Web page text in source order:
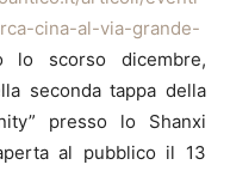
cina-al-via-grande-
lo scorso dicembre,
seconda tappa della
presso lo Shanxi
al pubblico il 13